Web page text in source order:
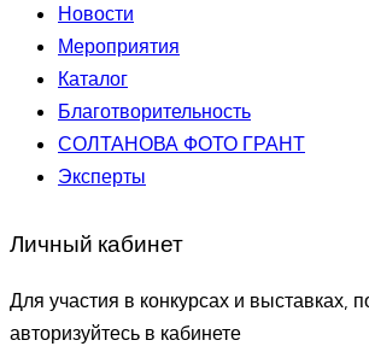
Новости
Мероприятия
Каталог
Благотворительность
СОЛТАНОВА ФОТО ГРАНТ
Эксперты
Личный кабинет
Для участия в конкурсах и выставках,
авторизуйтесь в кабинете